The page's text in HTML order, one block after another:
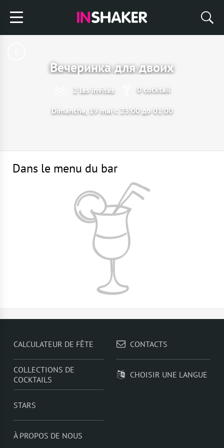
Вечеринка для двоих
2 les invités 0 cocktail
Dimanche, 19 mai с 23:00 до 01:00
Dans le menu du bar
CALCULATEUR DE FÊTE
COLLECTIONS DE
COCKTAILS
STARS
À PROPOS DE NOUS
CONTACTS
CHOISIR UNE LANGUE